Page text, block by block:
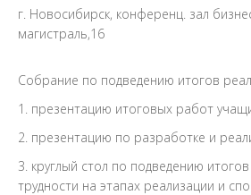
г. Новосибирск, конференц. зал
магистраль,16
Собрание по подведению итогов
1. презентацию итоговых работ
2. презентацию по разработке и
3. круглый стол по подведению
трудности на этапах реализации и